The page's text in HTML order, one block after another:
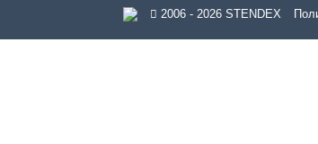
2006 - 2026 STENDEX